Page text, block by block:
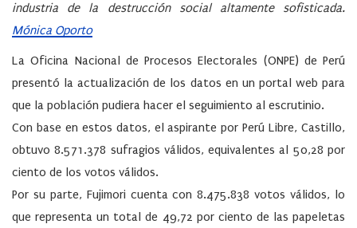
industria de la destrucción social altamente sofisticada.
Mónica Oporto
La Oficina Nacional de Procesos Electorales (ONPE) de Perú
presentó la actualización de los datos en un portal web para
que la población pudiera hacer el seguimiento al escrutinio.
Con base en estos datos, el aspirante por Perú Libre, Castillo,
obtuvo 8.571.378 sufragios válidos, equivalentes al 50,28 por
ciento de los votos válidos.
Por su parte, Fujimori cuenta con 8.475.838 votos válidos, lo
que representa un total de 49,72 por ciento de las papeletas